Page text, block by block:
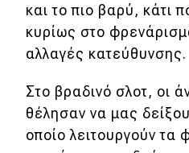
και το πιο βαρύ, κάτι
κυρίως στο
αλλαγές κατεύθυνσης.
Στο βραδινό σλοτ, οι
θέλησαν να μας
οποίο λειτουργούν